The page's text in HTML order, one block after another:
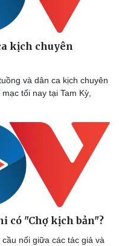
kịch chuyên
và dân ca kịch chuyên
tối nay tại Tam Kỳ,
có "Chợ kịch bản"?
nối giữa các tác giả và